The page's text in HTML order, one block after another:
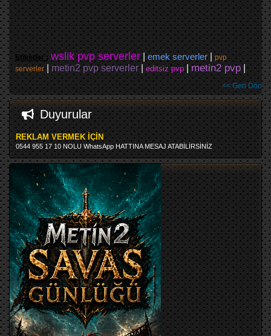
Etiketler : wslik pvp serverler|emek serverler|pvp
serverler|metin2 pvp serverler|editsiz pvp|metin2 pvp|
<< Geri Dön
Duyurular
REKLAM VERMEK İÇİN
0544 955 17 10 NOLU WhatsApp HATTINA MESAJ ATABİLİRSİNİZ